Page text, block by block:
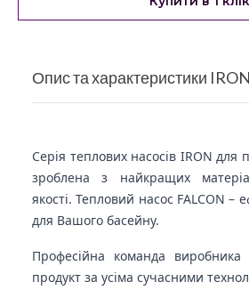
Опис та характеристики
Серія теплових насосів IRON для
зроблена з найкращих
якості. Тепловий насос FALCON –
для Вашого басейну.
Професійна команда виробника
продукт за усіма сучасними